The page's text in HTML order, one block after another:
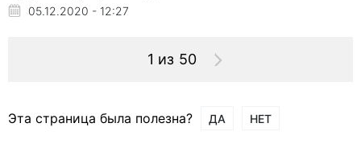
05.12.2020 - 12:27
1 из 50
Эта страница была полезна? ДА НЕТ